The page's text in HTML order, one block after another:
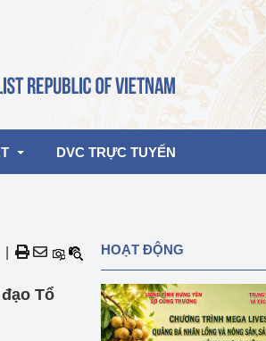
đạo Bộ
DVC TRỰC TUYẾN
Tổ
HOẠT ĐỘNG